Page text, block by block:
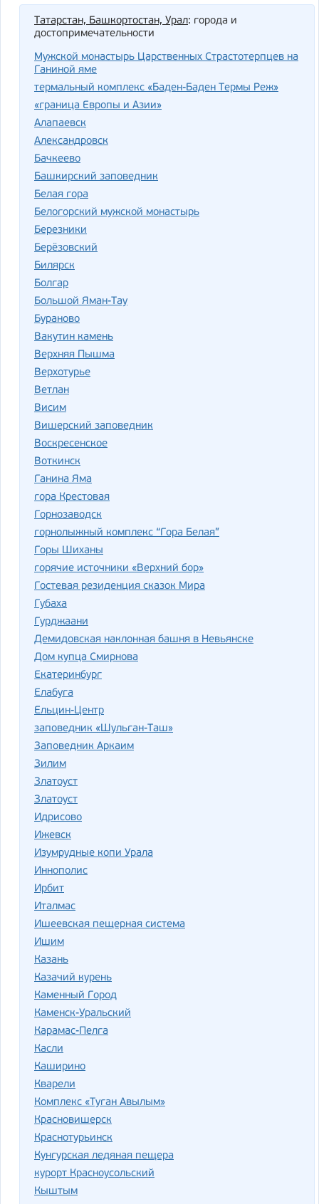
Татарстан, Башкортостан, Урал: города и
достопримечательности
Мужской монастырь Царственных Страстотерпцев на
Ганиной яме
термальный комплекс «Баден-Баден Термы Реж»
«граница Европы и Азии»
Алапаевск
Александровск
Бачкеево
Башкирский заповедник
Белая гора
Белогорский мужской монастырь
Березники
Берёзовский
Билярск
Болгар
Большой Яман-Тау
Бураново
Вакутин камень
Верхняя Пышма
Верхотурье
Ветлан
Висим
Вишерский заповедник
Воскресенское
Воткинск
Ганина Яма
гора Крестовая
Горнозаводск
горнолыжный комплекс “Гора Белая”
Горы Шиханы
горячие источники «Верхний бор»
Гостевая резиденция сказок Мира
Губаха
Гурджаани
Демидовская наклонная башня в Невьянске
Дом купца Смирнова
Екатеринбург
Елабуга
Ельцин-Центр
заповедник «Шульган-Таш»
Заповедник Аркаим
Зилим
Златоуст
Златоуст
Идрисово
Ижевск
Изумрудные копи Урала
Иннополис
Ирбит
Италмас
Ишеевская пещерная система
Ишим
Казань
Казачий курень
Каменный Город
Каменск-Уральский
Карамас-Пелга
Касли
Каширино
Кварели
Комплекс «Туган Авылым»
Красновишерск
Краснотурьинск
Кунгурская ледяная пещера
курорт Красноусольский
Кыштым